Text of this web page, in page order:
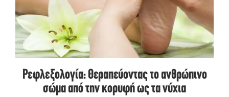
Ρεφλεξολογία: Θεραπεύοντας το ανθρώπινο
σώμα από την κορυφή ως τα νύχια